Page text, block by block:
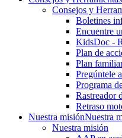
Consejos y
Boletines
Encuentre
KidsDoc -
Plan de
Plan
Pregúntele
Programa
Rastre​​ador
Retraso
Nuestra misiónNuestra
Nuestra misión